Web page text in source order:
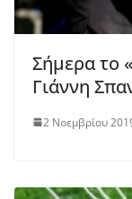
Σήμερα το
Γιάννη
2 Νοεμβρίου